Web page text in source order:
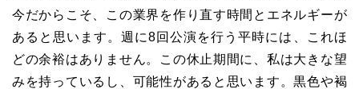
今だからこそ、この業界を作り直す時間とエネルギーが
あると思います。週に8回公演を行う平時には、これほ
どの余裕はありません。この休止期間に、私は大きな望
みを持っているし、可能性があると思います。黒色や褐